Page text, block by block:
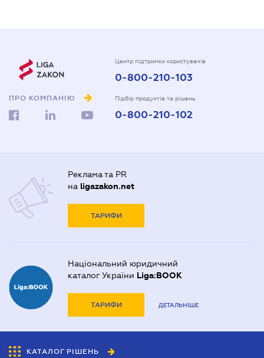
ПРО КОМПАНІЮ
Центр підтримки користувачів
0-800-210-103
Підбір продуктів та рішень
0-800-210-102
Реклама та PR
на ligazakon.net
ТАРИФИ
Національний юридичний
каталог України Liga:BOOK
ТАРИФИ ДЕТАЛЬНІШЕ
КАТАЛОГ РІШЕНЬ